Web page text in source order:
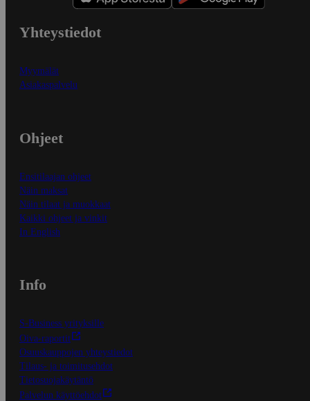
Yhteystiedot
Myymälät
Asiakaspalvelu
Ohjeet
Ensitilaajan ohjeet
Näin maksat
Näin tilaat ja muokkaat
Kaikki ohjeet ja vinkit
In English
Info
S-Business yrityksille
Oiva-raportit
Osuuskauppojen yhteystiedot
Tilaus- ja toimitusehdot
Tietosuojakäytäntö
Palvelun käyttöehdot